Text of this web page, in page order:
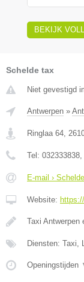
BEKIJK
Schelde tax
Niet gevestigd
Antwerpen »
Ringlaa 64,
Tel: 032333838,
E-mail ›
Website:
Taxi Antwerpen
Diensten: Taxi,
Openingstijden